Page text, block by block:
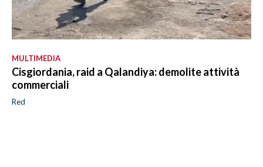
MULTIMEDIA
Cisgiordania, raid a Qalandiya: demolite attività
commerciali
Red